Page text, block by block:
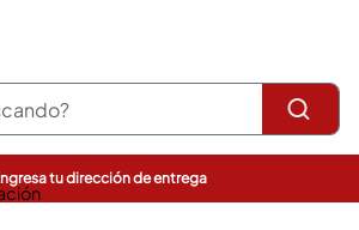
tu dirección de entrega